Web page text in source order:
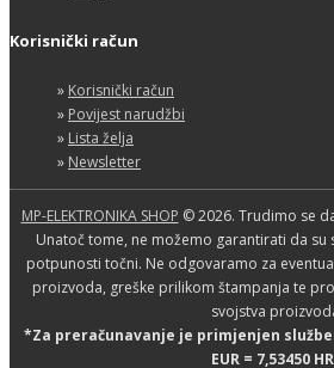
Korisnički račun
» Korisnički račun
» Povijest narudžbi
» Lista želja
» Newsletter
MP-ELEKTRONIKA SHOP © 2026. Trudimo se
Unatoč tome, ne možemo garantirati da su
potpunosti točni. Ne odgovaramo za
proizvoda, greške prilikom štampanja te
svojstva
*Za preračunavanje je primjenjen
EUR = 7,53450